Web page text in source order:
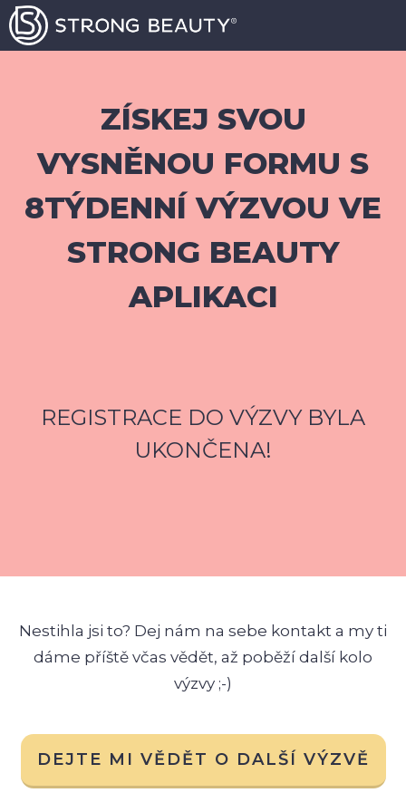
ZÍSKEJ SVOU
VYSNĚNOU FORMU S
8TÝDENNÍ VÝZVOU VE
STRONG BEAUTY
APLIKACI
REGISTRACE DO VÝZVY BYLA
UKONČENA!
Nestihla jsi to? Dej nám na sebe kontakt a my ti
dáme příště včas vědět, až poběží další kolo
výzvy ;-)
DEJTE MI VĚDĚT O DALŠÍ VÝZVĚ